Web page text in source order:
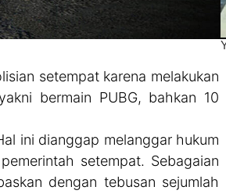
setempat karena melakukan
bermain PUBG, bahkan 10
ini dianggap melanggar hukum
setempat. Sebagaian
dengan tebusan sejumlah